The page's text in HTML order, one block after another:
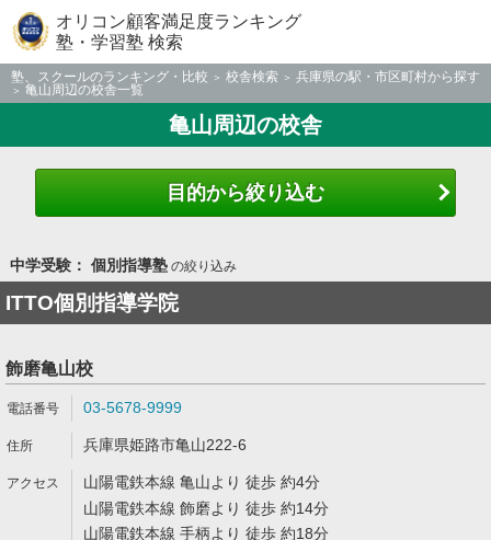
オリコン顧客満足度ランキング
塾・学習塾 検索
塾、スクールのランキング・比較 校舎検索
兵庫県の駅・市区町村から探す
亀山周辺の校舎一覧
亀山周辺の校舎
目的から絞り込む
中学受験： 個別指導塾の絞り込み
ITTO個別指導学院
飾磨亀山校
03-5678-9999
兵庫県姫路市亀山222-6
山陽電鉄本線 亀山より 徒歩 約4分
山陽電鉄本線 飾磨より 徒歩 約14分
山陽電鉄本線 手柄より 徒歩 約18分